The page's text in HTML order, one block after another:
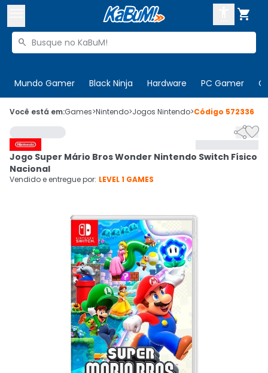

Buscar produtos

Mundo Gamer Black Ninja Hardware PC Gamer
 Olá. Acesse sua conta
 Departamentos
Cupons
Ativar tradutor em libras
CADASTRE-SE
Você está em:Games>Nintendo>Jogos Nintendo>Código 572336

Jogo Super Mário Bros Wonder Nintendo Switch Físico
Nacional
Vendido e entregue por: LEVEL 1 GAMES